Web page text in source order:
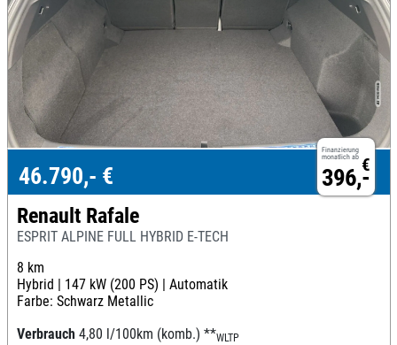
Finanzierung
monatlich ab €
396,-
46.790,- €
Renault Rafale
ESPRIT ALPINE FULL HYBRID E-TECH
8 km
Hybrid | 147 kW (200 PS) | Automatik
Farbe: Schwarz Metallic
Verbrauch 4,80 l/100km (komb.) **WLTP